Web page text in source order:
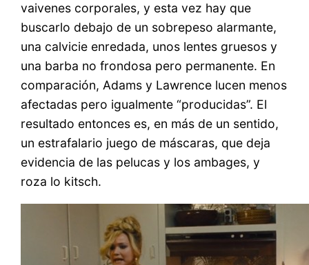
vaivenes corporales, y esta vez hay que
buscarlo debajo de un sobrepeso alarmante,
una calvicie enredada, unos lentes gruesos y
una barba no frondosa pero permanente. En
comparación, Adams y Lawrence lucen menos
afectadas pero igualmente “producidas”. El
resultado entonces es, en más de un sentido,
un estrafalario juego de máscaras, que deja
evidencia de las pelucas y los ambages, y
roza lo kitsch.